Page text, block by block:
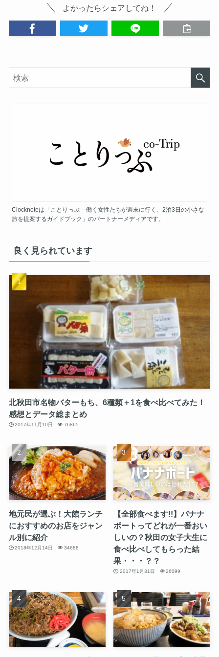
よかったらシェアしてね！
Clocknoteは「ことりっぷ – 働く女性たちが週末に行く、2泊3日の小さな
旅を提案するガイドブック」のパートナーメディアです。
良く見られています
北秋田市名物バターもち、6種類＋1を食べ比べてみた！
感想とデータ総まとめ
2017年11月10日 76865
地元民が選ぶ！大館ランチ
におすすめのお店をジャン
ル別に紹介
2018年12月14日 34688
【全部食べます!!】バナナ
ボートってどれが一番おい
しいの？秋田の女子大生に
食べ比べしてもらった結
果・・・？？
2017年1月31日 26099